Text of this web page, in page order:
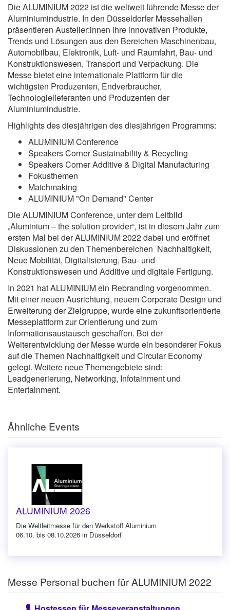
Die ALUMINIUM 2022 ist die weltweit führende Messe der
Aluminiumindustrie. In den Düsseldorfer Messehallen
präsentieren Austeller:innen ihre innovativen Produkte,
Trends und Lösungen aus den Bereichen Maschinenbau,
Automobilbau, Elektronik, Luft- und Raumfahrt, Bau- und
Konstruktionswesen, Transport und Verpackung. Die
Messe bietet eine internationale Plattform für die
wichtigsten Produzenten, Endverbraucher,
Technologielieferanten und Produzenten der
Aluminiumindustrie.
Highlights des diesjährigen des diesjährigen Programms:
ALUMINIUM Conference
Speakers Corner Sustainability & Recycling
Speakers Corner Additive & Digital Manufacturing
Fokusthemen
Matchmaking
ALUMINIUM "On Demand" Center
Die ALUMINIUM Conference, unter dem Leitbild
„Aluminium – the solution provider“, ist in diesem Jahr zum
ersten Mal bei der ALUMINIUM 2022 dabei und eröffnet
Diskussionen zu den Themenbereichen Nachhaltigkeit,
Neue Mobilität, Digitalisierung, Bau- und
Konstruktionswesen und Additive und digitale Fertigung.
In 2021 hat ALUMINIUM ein Rebranding vorgenommen.
Mit einer neuen Ausrichtung, neuem Corporate Design und
Erweiterung der Zielgruppe, wurde eine zukunftsorientierte
Messeplattform zur Orientierung und zum
Informationsaustausch geschaffen. Bei der
Weiterentwicklung der Messe wurde ein besonderer Fokus
auf die Themen Nachhaltigkeit und Circular Economy
gelegt. Weitere neue Themengebiete sind:
Leadgenerierung, Networking, Infotainment und
Entertainment.
Ähnliche Events
ALUMINIUM 2026
Die Weltleitmesse für den Werkstoff Aluminium
06.10. bis 08.10.2026 in Düsseldorf
Messe Personal buchen für ALUMINIUM 2022